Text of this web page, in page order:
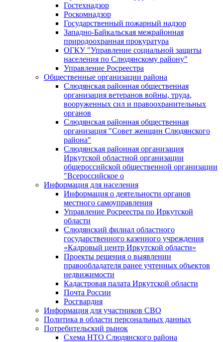
Гостехнадзор
Роскомнадзор
Государственный пожарный надзор
Западно-Байкальская межрайонная
природоохранная прокуратура
ОГКУ "Управление социальной защиты
населения по Слюдянскому району"
Управление Росреестра
Общественные организации района
Слюдянская районная общественная
организация ветеранов войны, труда,
вооруженных сил и правоохранительных
органов
Слюдянская районная общественная
организация "Совет женщин Слюдянского
района"
Слюдянская районная организация
Иркутской областной организации
общероссийской общественной организации
"Всероссийское о
Информация для населения
Информация о деятельности органов
местного самоуправления
Управление Росреестра по Иркутской
области
Слюдянский филиал областного
государственного казенного учреждения
«Кадровый центр Иркутской области»
Проекты решения о выявлении
правообладателя ранее учтенных объектов
недвижимости
Кадастровая палата Иркутской области
Почта России
Росгвардия
Информация для участников СВО
Политика в области персональных данных
Потребительский рынок
Схема НТО Слюдянского района